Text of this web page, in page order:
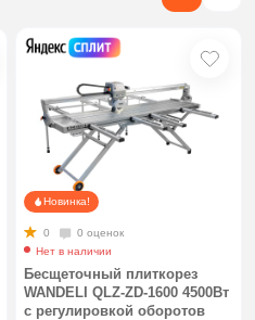
Новинка!
0
0 оценок
Нет в наличии
Бесщеточный плиткорез
WANDELI QLZ-ZD-1600 4500Вт
с регулировкой оборотов